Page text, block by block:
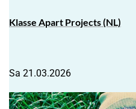
Klasse Apart Projects(NL)
Sa 21.03.2026